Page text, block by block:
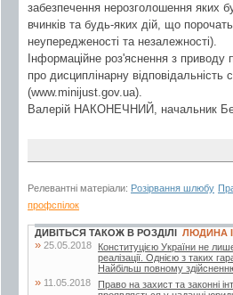
забезпечення нерозголошення яких
вчинків та будь-яких дій, що
неупередженості та незалежності).
Інформаційне роз'яснення з приводу
про дисциплінарну відповідальність
(www.minijust.gov.ua).
Валерій НАКОНЕЧНИЙ, начальник
Релевантні матеріали: Розірвання шлюбу
профспілок
ДИВІТЬСЯ ТАКОЖ В РОЗДІЛІ ЛЮДИНА
» 25.05.2018
Конституцією України не
реалізації. Однією з таких
Найбільш повному
» 11.05.2018
Право на захист та законні